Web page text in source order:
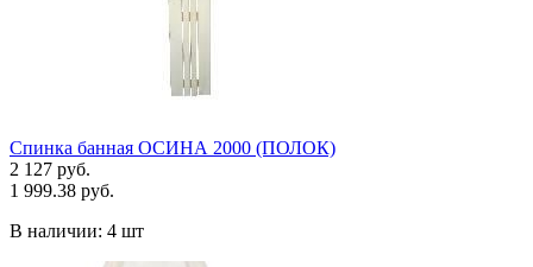
Спинка банная ОСИНА 2000 (ПОЛОК)
2 127 руб.
1 999.38 руб.
В наличии: 4 шт